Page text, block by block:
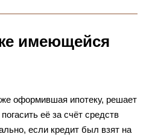
имеющейся
оформившая ипотеку, решает
её за счёт средств
если кредит был взят на